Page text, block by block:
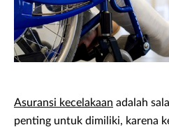
Asuransi kecelakaan adalah
penting untuk dimiliki, karena